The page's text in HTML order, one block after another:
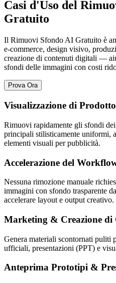
Casi d'Uso del
Gratuito
Il Rimuovi Sfondo AI Gratuito è
e-commerce, design visivo,
creazione di contenuti digitali —
sfondi delle immagini con costi
Prova Ora
Visualizzazione di
Rimuovi rapidamente gli sfondi
principali stilisticamente uniformi,
elementi visuali per pubblicità.
Accelerazione del
Nessuna rimozione manuale
immagini con sfondo trasparente
accelerare layout e output creativo.
Marketing & Creazione di
Genera materiali scontornati puliti
ufficiali, presentazioni (PPT) e
Anteprima Prototipi &